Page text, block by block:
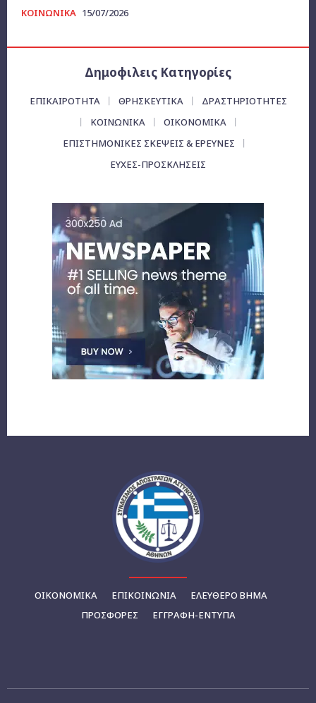
ΚΟΙΝΩΝΙΚΑ 15/07/2026
Δημοφιλεις Κατηγορίες
ΕΠΙΚΑΙΡΌΤΗΤΑ ΘΡΗΣΚΕΥΤΙΚΑ
ΔΡΑΣΤΗΡΙΟΤΗΤΕΣ
ΚΟΙΝΩΝΙΚΑ
ΟΙΚΟΝΟΜΙΚΆ
ΕΠΙΣΤΗΜΟΝΙΚΕΣ ΣΚΕΨΕΙΣ & ΕΡΕΥΝΕΣ
ΕΥΧΈΣ-ΠΡΟΣΚΛΉΣΕΙΣ
ΟΙΚΟΝΟΜΙΚΆ ΕΠΙΚΟΙΝΩΝΊΑ
ΕΛΕΥΘΕΡΟ ΒΗΜΑ
ΠΡΟΣΦΟΡΕΣ
ΕΓΓΡΑΦΉ-ΈΝΤΥΠΑ